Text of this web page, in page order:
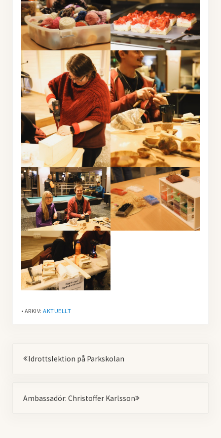
• ARKIV:AKTUELLT
Idrottslektion på Parkskolan
Ambassadör: Christoffer Karlsson